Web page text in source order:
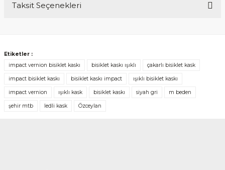
Taksit Seçenekleri
Etiketler :
impact vernion bisiklet kaskı
bisiklet kaskı ışıklı çakarlı bisiklet kask
impact bisiklet kaskı bisiklet kaskı impact ışıklı bisiklet kaskı
impact vernion ışıklı kask bisiklet kaskı siyah gri m beden
şehir mtb ledli kask Özceylan